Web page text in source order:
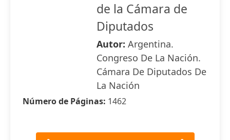
de la Cámara de
Diputados
Autor: Argentina.
Congreso De La Nación.
Cámara De Diputados De
La Nación
Número de Páginas: 1462